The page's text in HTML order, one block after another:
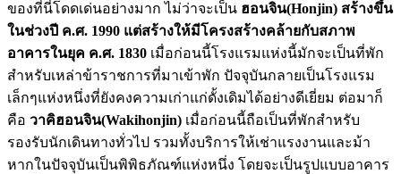
ของที่นี่โดดเด่นอย่างมาก ไม่ว่าจะเป็น ฮอนจิน(Honjin) สร้างขึ้น
ในช่วงปี ค.ศ. 1990 แต่สร้างให้มีโครงสร้างคล้ายกับสภาพ
อาคารในยุค ค.ศ. 1830 เมื่อก่อนนี้โรงแรมแห่งนี้มักจะเป็นที่พัก
สำหรับเหล่าข้าราชการที่มาเข้าพัก ปัจจุบันกลายเป็นโรงแรม
เล็กๆแห่งหนึ่งที่ยังคงความเก่าแก่ดั้งเดิมได้อย่างดีเยี่ยม ต่อมาก็
คือ วาคิฮอนจิน(Wakihonjin) เมื่อก่อนนี้ถือเป็นที่พักสำหรับ
รองรับนักเดินทางทั่วไป รวมทั้งบริการให้เช่าแรงงานและม้า
หากในปัจจุบันเป็นพิพิธภัณฑ์แห่งหนึ่ง โดยจะเป็นรูปแบบอาคาร